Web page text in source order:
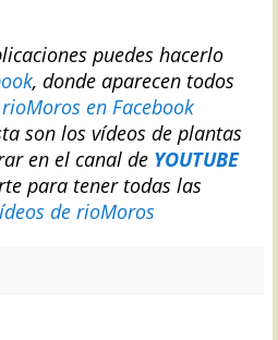
puedes hacerlo
, donde aparecen todos
rioMoros en Facebook
son los vídeos de plantas
en el canal de YOUTUBE
para tener todas las
de rioMoros